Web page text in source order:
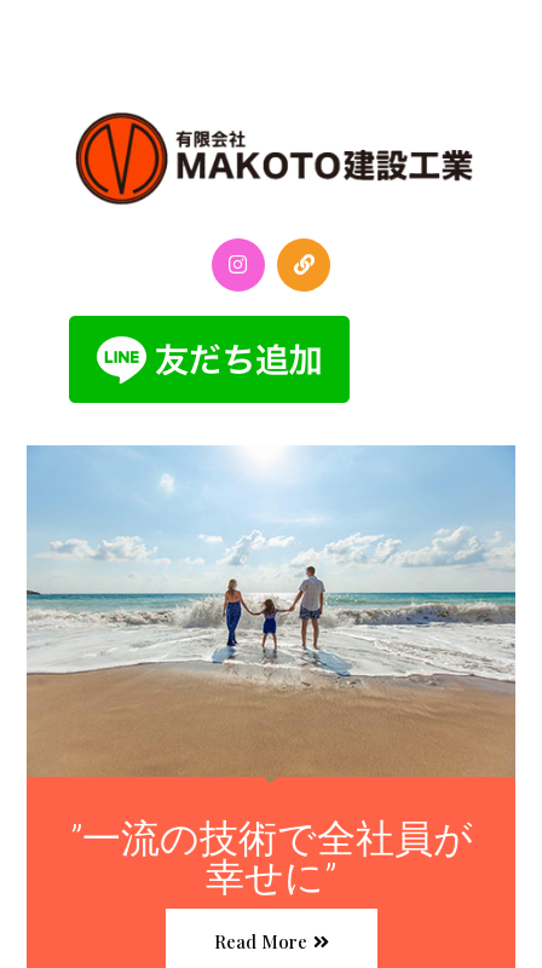
”一流の技術で全社員が
幸せに”
Read More